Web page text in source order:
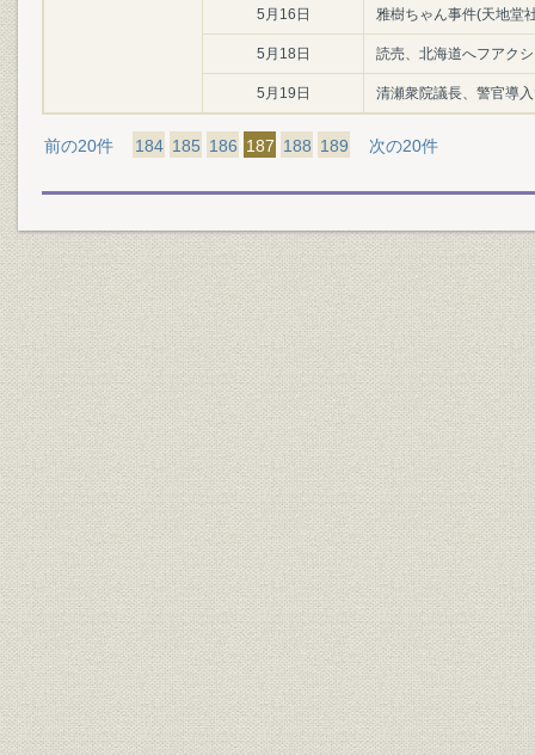
5月16日 雅樹ちゃん事件(天地堂
5月18日 読売、北海道へフアク
5月19日 清瀬衆院議長、警官導
前の20件 184 185 186 187 188 189 次の20件